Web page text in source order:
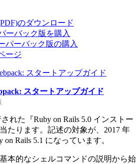
のダウンロード
ーバック版を購入
パーバック版の購入
ージ
スタートアップガイド
れた『Ruby on Rails 5.0 インストー
たります。記述の対象が、2017 年
Rails 5.1 になっています。
本的なシェルコマンドの説明から始